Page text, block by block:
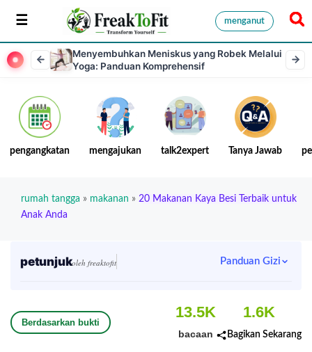
menganut
Menyembuhkan Meniskus yang Robek Melalui
Yoga: Panduan Komprehensif
pengangkatan mengajukan talk2expert Tanya Jawab
rumah tangga » makanan » 20 Makanan Kaya Besi Terbaik untuk
Anak Anda
petunjukoleh freaktofit Panduan Gizi
Berdasarkan bukti
13.5K
bacaan
1.6K
Bagikan Sekarang